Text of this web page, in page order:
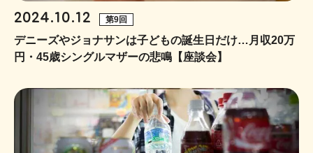
2024.10.12 第9回
デニーズやジョナサンは子どもの誕生日だけ…月収20万
円・45歳シングルマザーの悲鳴【座談会】